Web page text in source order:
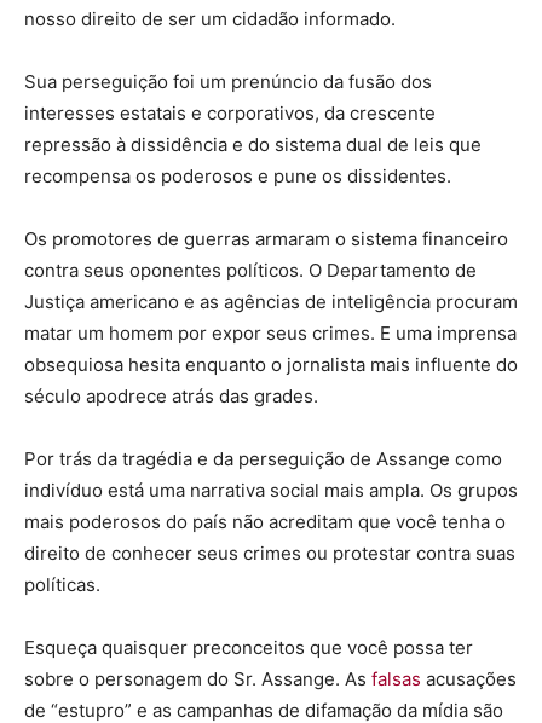
nosso direito de ser um cidadão informado.
Sua perseguição foi um prenúncio da fusão dos
interesses estatais e corporativos, da crescente
repressão à dissidência e do sistema dual de leis que
recompensa os poderosos e pune os dissidentes.
Os promotores de guerras armaram o sistema financeiro
contra seus oponentes políticos. O Departamento de
Justiça americano e as agências de inteligência procuram
matar um homem por expor seus crimes. E uma imprensa
obsequiosa hesita enquanto o jornalista mais influente do
século apodrece atrás das grades.
Por trás da tragédia e da perseguição de Assange como
indivíduo está uma narrativa social mais ampla. Os grupos
mais poderosos do país não acreditam que você tenha o
direito de conhecer seus crimes ou protestar contra suas
políticas.
Esqueça quaisquer preconceitos que você possa ter
sobre o personagem do Sr. Assange. As falsas acusações
de “estupro” e as campanhas de difamação da mídia são